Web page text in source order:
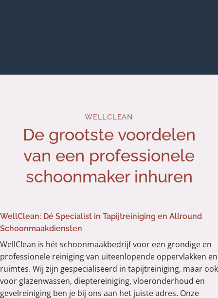
WELLCLEAN
De grootste voordelen
van een professionele
schoonmaker inhuren
WellClean: Dé Specialist in Tapijtreiniging en Allround
Schoonmaakdiensten
WellClean is hét schoonmaakbedrijf voor een grondige en
professionele reiniging van uiteenlopende oppervlakken en
ruimtes. Wij zijn gespecialiseerd in tapijtreiniging, maar ook
voor glazenwassen, dieptereiniging, vloeronderhoud en
gevelreiniging ben je bij ons aan het juiste adres. Onze